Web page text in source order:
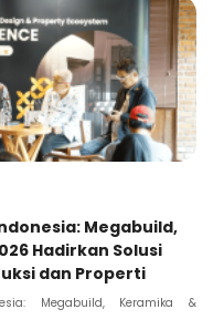
Megabuild,
Hadirkan Solusi
dan Properti
Megabuild, Keramika &